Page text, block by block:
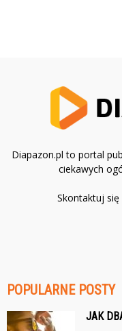
Diapazon.pl to portal
ciekawych
Skontaktuj się
POPULARNE POSTY
JAK